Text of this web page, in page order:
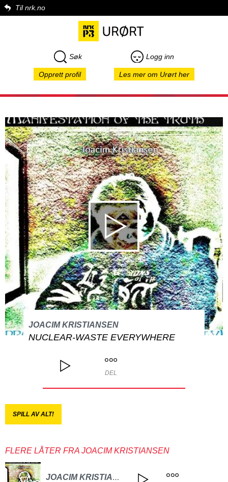
Til nrk.no
Søk Logg inn
Opprett profil Les mer om Urørt her
JOACIM KRISTIANSEN
NUCLEAR-WASTE EVERYWHERE
DEL
SPILL AV ALT!
FLERE LÅTER FRA JOACIM KRISTIANSEN
JOACIM KRISTIANSEN